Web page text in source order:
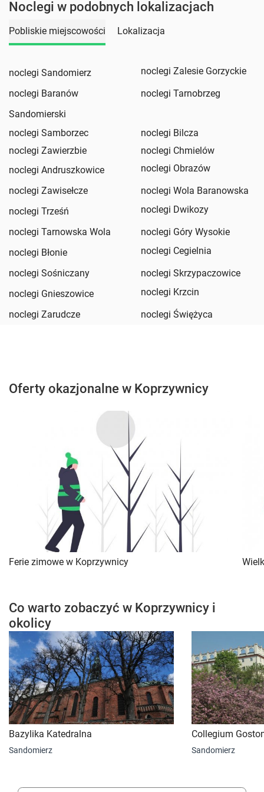
Noclegi w podobnych lokalizacjach
Pobliskie miejscowości Lokalizacja
noclegi Sandomierz
noclegi Zalesie Gorzyckie
noclegi Baranów
Sandomierski
noclegi Tarnobrzeg
noclegi Samborzec
noclegi Bilcza
noclegi Zawierzbie
noclegi Chmielów
noclegi Andruszkowice
noclegi Obrazów
noclegi Zawisełcze
noclegi Wola Baranowska
noclegi Trześń
noclegi Dwikozy
noclegi Tarnowska Wola
noclegi Góry Wysokie
noclegi Błonie
noclegi Cegielnia
noclegi Sośniczany
noclegi Skrzypaczowice
noclegi Gnieszowice
noclegi Krzcin
noclegi Zarudcze
noclegi Świężyca
Oferty okazjonalne w Koprzywnicy
Ferie zimowe w Koprzywnicy
Co warto zobaczyć w Koprzywnicy i
okolicy
Bazylika Katedralna
Sandomierz
Collegium
Sandomierz